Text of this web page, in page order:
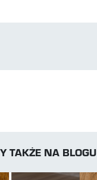
TAKŻE NA BLOGU